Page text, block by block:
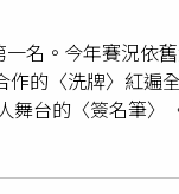
度最高的莫過於韓
夯曲，還用中文問
燃般全面沸騰，
從第一排到最後
都像在與粉絲對
名。今年賽況依
的〈洗牌〉紅遍
台的〈簽名筆〉
事歌詞還原家庭
必須抽籤，猜中該